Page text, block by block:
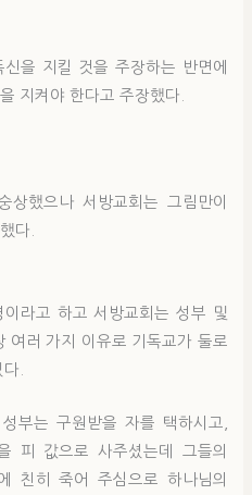
을 지킬 것을 주장하는 반면에
지켜야 한다고 주장했다.
상했으나 서방교회는 그림만이
다.
라고 하고 서방교회는 성부 및
여러 가지 이유로 기독교가 둘로
.
부는 구원받을 자를 택하시고,
피 값으로 사주셨는데 그들의
친히 죽어 주심으로 하나님의